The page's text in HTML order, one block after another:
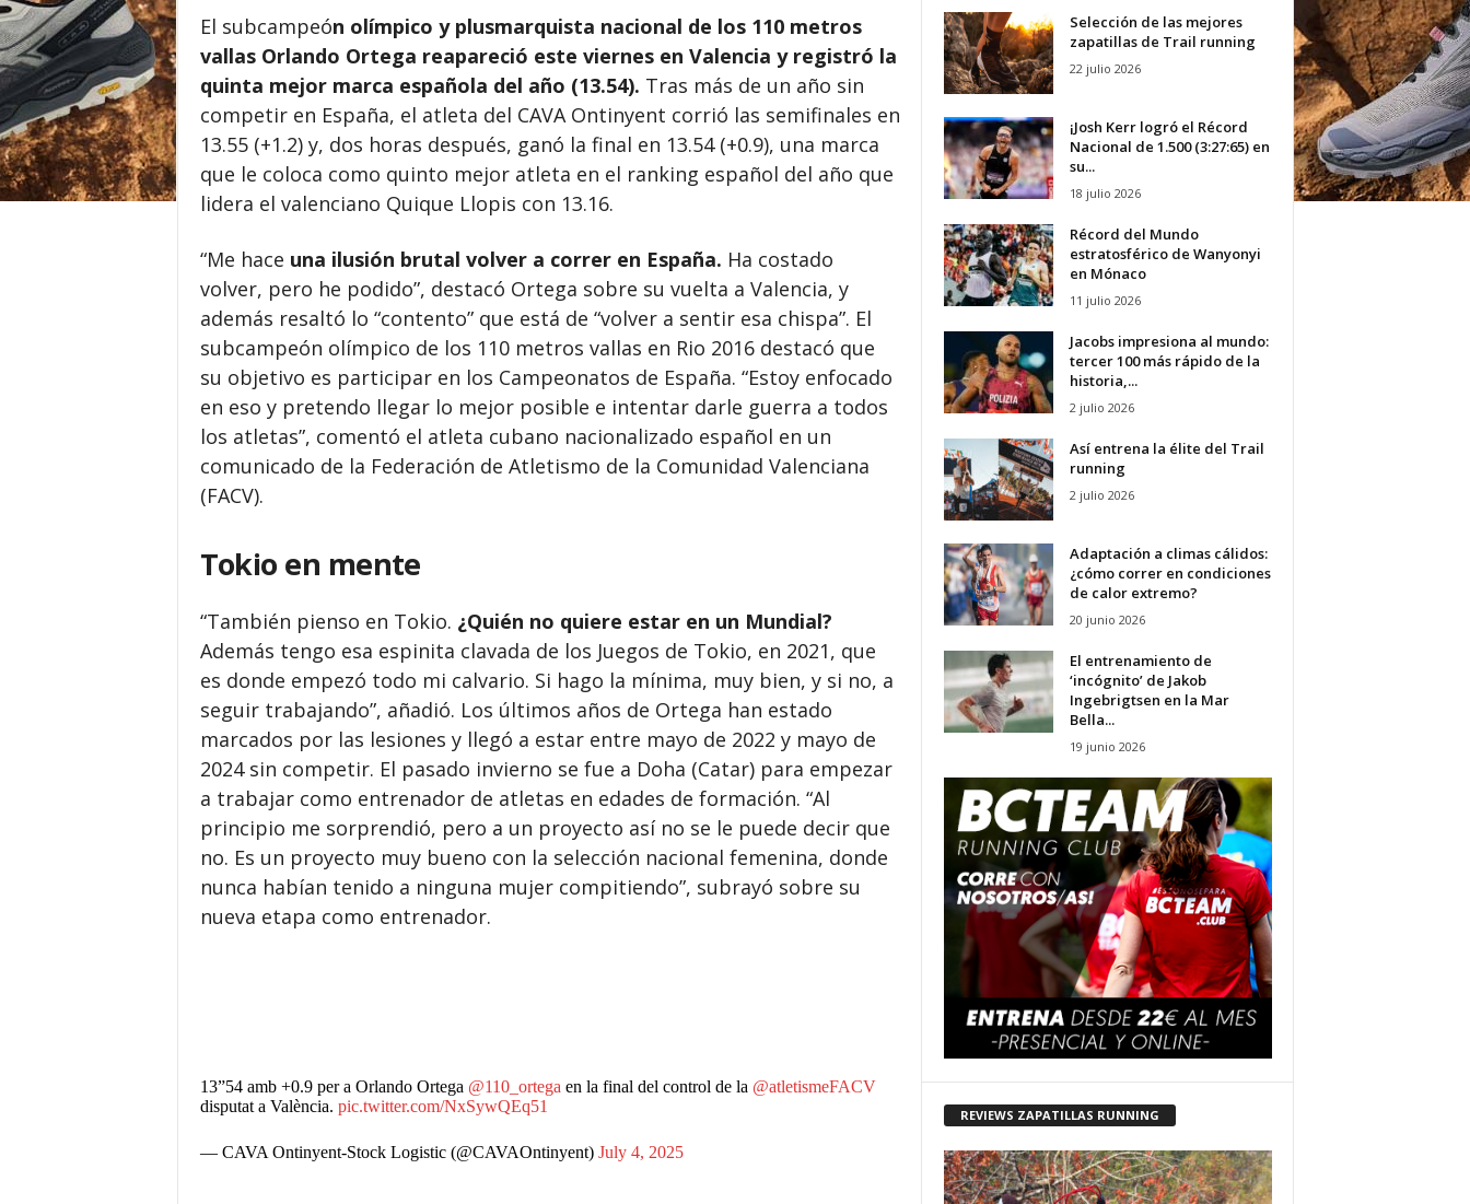
El subcampeón olímpico y plusmarquista nacional de los 110 metros
vallas Orlando Ortega reapareció este viernes en Valencia y registró la
quinta mejor marca española del año (13.54). Tras más de un año sin
competir en España, el atleta del CAVA Ontinyent corrió las semifinales en
13.55 (+1.2) y, dos horas después, ganó la final en 13.54 (+0.9), una marca
que le coloca como quinto mejor atleta en el ranking español del año que
lidera el valenciano Quique Llopis con 13.16.
“Me hace una ilusión brutal volver a correr en España. Ha costado
volver, pero he podido”, destacó Ortega sobre su vuelta a Valencia, y
además resaltó lo “contento” que está de “volver a sentir esa chispa”. El
subcampeón olímpico de los 110 metros vallas en Rio 2016 destacó que
su objetivo es participar en los Campeonatos de España. “Estoy enfocado
en eso y pretendo llegar lo mejor posible e intentar darle guerra a todos
los atletas”, comentó el atleta cubano nacionalizado español en un
comunicado de la Federación de Atletismo de la Comunidad Valenciana
(FACV).
Tokio en mente
“También pienso en Tokio. ¿Quién no quiere estar en un Mundial?
Además tengo esa espinita clavada de los Juegos de Tokio, en 2021, que
es donde empezó todo mi calvario. Si hago la mínima, muy bien, y si no, a
seguir trabajando”, añadió. Los últimos años de Ortega han estado
marcados por las lesiones y llegó a estar entre mayo de 2022 y mayo de
2024 sin competir. El pasado invierno se fue a Doha (Catar) para empezar
a trabajar como entrenador de atletas en edades de formación. “Al
principio me sorprendió, pero a un proyecto así no se le puede decir que
no. Es un proyecto muy bueno con la selección nacional femenina, donde
nunca habían tenido a ninguna mujer compitiendo”, subrayó sobre su
nueva etapa como entrenador.
13”54 amb +0.9 per a Orlando Ortega @110_ortega en la final del control de la @atletismeFACV
disputat a València. pic.twitter.com/NxSywQEq51
— CAVA Ontinyent-Stock Logistic (@CAVAOntinyent) July 4, 2025
Selección de las mejores
zapatillas de Trail running
22 julio 2026
¡Josh Kerr logró el Récord
Nacional de 1.500 (3:27:65) en
su...
18 julio 2026
Récord del Mundo
estratosférico de Wanyonyi
en Mónaco
11 julio 2026
Jacobs impresiona al mundo:
tercer 100 más rápido de la
historia,...
2 julio 2026
Así entrena la élite del Trail
running
2 julio 2026
Adaptación a climas cálidos:
¿cómo correr en condiciones
de calor extremo?
20 junio 2026
El entrenamiento de
‘incógnito’ de Jakob
Ingebrigtsen en la Mar
Bella...
19 junio 2026
REVIEWS ZAPATILLAS RUNNING